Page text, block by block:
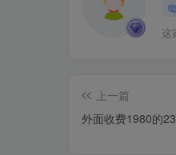
这
上一篇
外面收费1980的